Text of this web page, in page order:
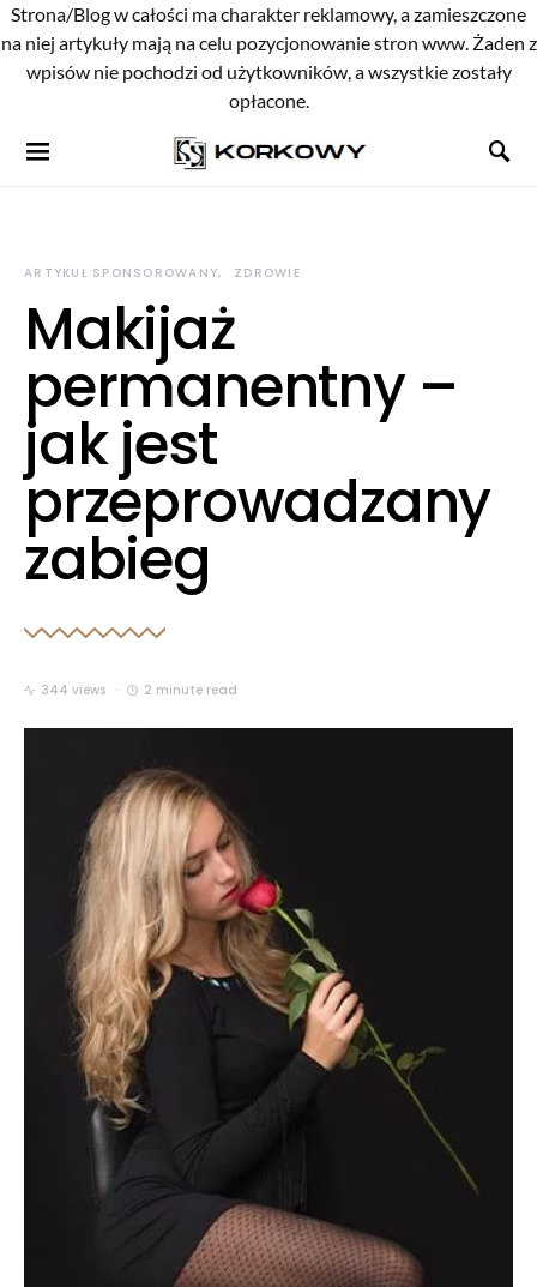
Strona/Blog w całości ma charakter reklamowy, a zamieszczone
na niej artykuły mają na celu pozycjonowanie stron www. Żaden z
wpisów nie pochodzi od użytkowników, a wszystkie zostały
opłacone.
ARTYKUŁ SPONSOROWANY ZDROWIE
Makijaż
permanentny –
jak jest
przeprowadzany
zabieg
344 views 2 minute read